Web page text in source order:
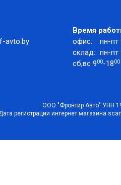
avto.by
Время
офис:
пн-пт
склад: пн-пт
сб,вс 900-1800
ООО "Фронтир Авто" УНН
регистрации интернет магазина